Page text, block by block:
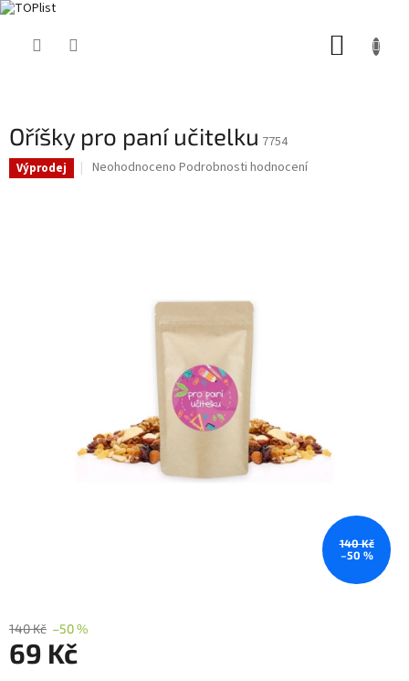
Oříšky pro paní učitelku 7754
Výprodej
Průměrné
Neohodnoceno Podrobnosti hodnocení
140 Kč
–50 %
140 Kč –50 %
69 Kč